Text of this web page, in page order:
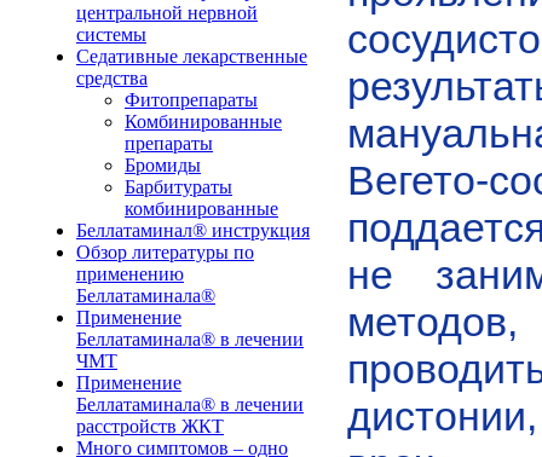
центральной нервной
системы
Седативные лекарственные
средства
Фитопрепараты
Комбинированные
препараты
Бромиды
Барбитураты
комбинированные
Беллатаминал® инструкция
Обзор литературы по
применению
Беллатаминала®
Применение
Беллатаминала® в лечении
ЧМТ
Применение
Беллатаминала® в лечении
расстройств ЖКТ
Много симптомов – одно
Вегето-
не